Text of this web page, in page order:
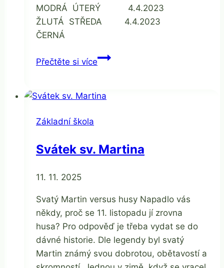
MODRÁ ÚTERÝ 4.4.2023
ŽLUTÁ STŘEDA 4.4.2023
ČERNÁ
Přečtěte si víceVelikonoční
Základní škola
Svátek sv. Martina
Od Jaroslava
11. 11. 2025
Svatý Martin versus husy Napadlo vás
někdy, proč se 11. listopadu jí zrovna
husa? Pro odpověď je třeba vydat se do
dávné historie. Dle legendy byl svatý
Martin známý svou dobrotou, obětavostí a